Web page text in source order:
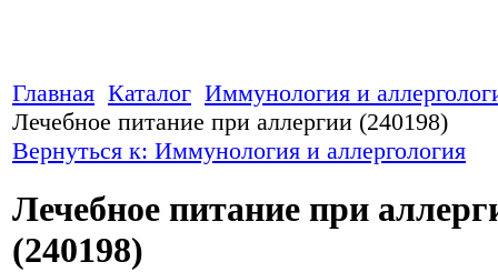
Главная Каталог Иммунология и
Лечебное питание при аллергии (240198)
Вернуться к: Иммунология и аллергология
Лечебное питание при
(240198)